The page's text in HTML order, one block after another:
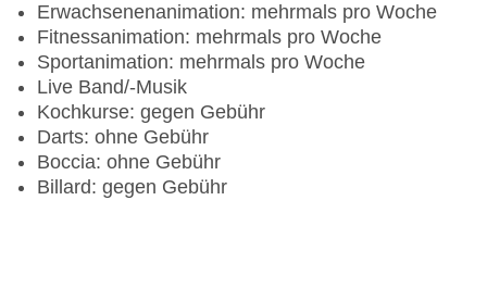
Erwachsenenanimation: mehrmals pro Woche
Fitnessanimation: mehrmals pro Woche
Sportanimation: mehrmals pro Woche
Live Band/-Musik
Kochkurse: gegen Gebühr
Darts: ohne Gebühr
Boccia: ohne Gebühr
Billard: gegen Gebühr